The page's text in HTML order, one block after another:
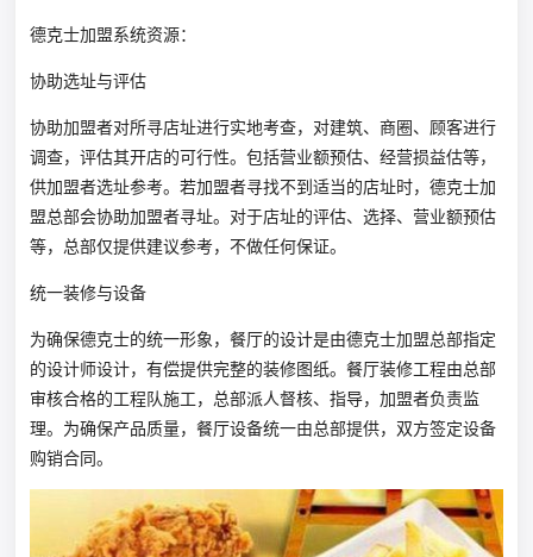
德克士加盟系统资源：
协助选址与评估
协助加盟者对所寻店址进行实地考查，对建筑、商圈、顾客进行
调查，评估其开店的可行性。包括营业额预估、经营损益估等，
供加盟者选址参考。若加盟者寻找不到适当的店址时，德克士加
盟总部会协助加盟者寻址。对于店址的评估、选择、营业额预估
等，总部仅提供建议参考，不做任何保证。
统一装修与设备
为确保德克士的统一形象，餐厅的设计是由德克士加盟总部指定
的设计师设计，有偿提供完整的装修图纸。餐厅装修工程由总部
审核合格的工程队施工，总部派人督核、指导，加盟者负责监
理。为确保产品质量，餐厅设备统一由总部提供，双方签定设备
购销合同。